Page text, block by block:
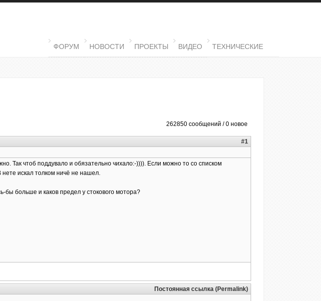
MAIN MENU
ФОРУМ НОВОСТИ ПРОЕКТЫ ВИДЕО ТЕХНИЧЕСКИЕ
262850 сообщений / 0 новое
#1
Так чтоб поддувало и обязательно чихало:-)))). Если можно то со списком
искал толком ничё не нашел.
бы больше и каков предел у стокового мотора?
Постоянная ссылка (Permalink)